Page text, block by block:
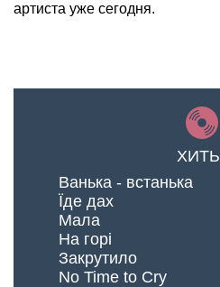
артиста уже сегодня.
Ванька - встанька
Їде дах
Мала
На горі
Закрутило
No Time to Cry